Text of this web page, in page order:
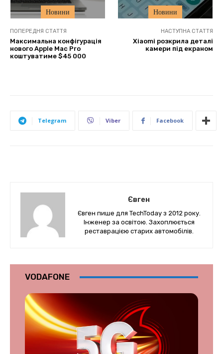
Новини Новини
ПОПЕРЕДНЯ СТАТТЯ
Максимальна конфігурація
нового Apple Mac Pro
коштуватиме $45 000
НАСТУПНА СТАТТЯ
Xiaomi розкрила деталі
камери під екраном
Telegram Viber Facebook
Євген
Євген пише для TechToday з 2012 року.
Інженер за освітою. Захоплюється
реставрацією старих автомобілів.
VODAFONE